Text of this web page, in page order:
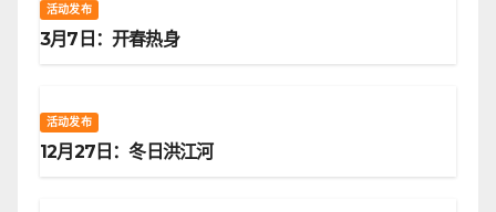
活动发布
3月7日：开春热身
活动发布
12月27日：冬日洪江河